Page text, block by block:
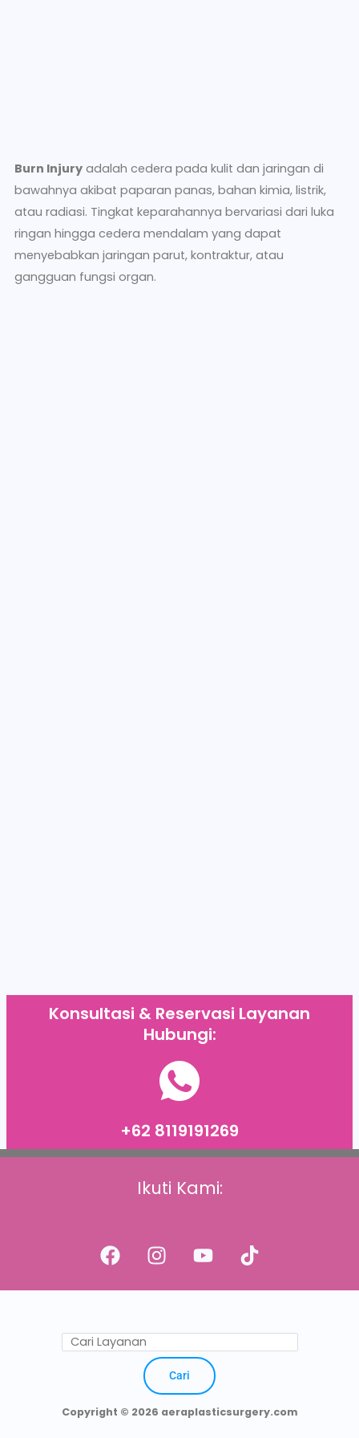
Burn Injuryadalah cedera pada kulit dan jaringan di
bawahnya akibat paparan panas, bahan kimia, listrik,
atau radiasi. Tingkat keparahannya bervariasi dari luka
ringan hingga cedera mendalam yang dapat
menyebabkan jaringan parut, kontraktur, atau
gangguan fungsi organ.
Konsultasi & Reservasi Layanan
Hubungi:
+62 8119191269
Ikuti Kami:
Cari
Copyright © 2026 aeraplasticsurgery.com